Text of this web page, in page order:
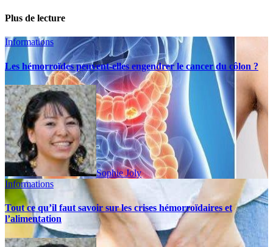
Plus de lecture
Informations
Les hémorroïdes peuvent-elles engendrer le cancer du côlon ?
Sophie Joly
Informations
Tout ce qu’il faut savoir sur les crises hémorroïdaires et
l’alimentation